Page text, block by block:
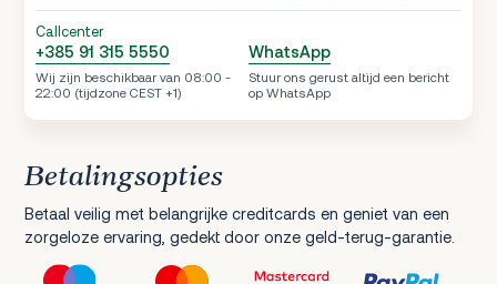
Callcenter
+385 91 315 5550
Wij zijn beschikbaar van 08:00 -
22:00 (tijdzone CEST +1)
WhatsApp
Stuur ons gerust altijd een bericht
op WhatsApp
Betalingsopties
Betaal veilig met belangrijke creditcards en geniet van een
zorgeloze ervaring, gedekt door onze geld-terug-garantie.